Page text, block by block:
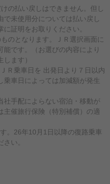
の払い戻しはできません。但し
未使用分については払い戻し
証明をお取りください。
のとなります。ＪＲ選択画面に
です。（お選びの内容により
ます）
Ｒ乗車日を 出発日より７日以内
乗車日によっては加減額が発生
社手配によらない宿泊・移動が
主催旅行保険（特別補償）の適
。26年10月1日以降の復路乗車
い。